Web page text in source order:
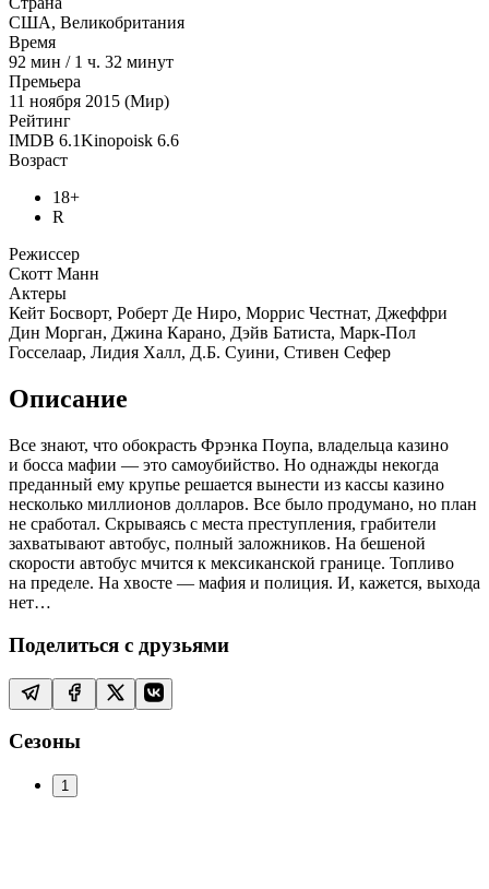
США, Великобритания
Время
92 мин / 1 ч. 32 минут
Премьера
11 ноября 2015 (Мир)
Рейтинг
IMDB 6.1Kinopoisk 6.6
Возраст
18+
R
Режиссер
Скотт Манн
Актеры
Кейт Босворт, Роберт Де Ниро, Моррис Честнат, Джеффри
Дин Морган, Джина Карано, Дэйв Батиста, Марк-Пол
Госселаар, Лидия Халл, Д.Б. Суини, Стивен Сефер
Описание
Все знают, что обокрасть Фрэнка Поупа, владельца казино
и босса мафии — это самоубийство. Но однажды некогда
преданный ему крупье решается вынести из кассы казино
несколько миллионов долларов. Все было продумано, но план
не сработал. Скрываясь с места преступления, грабители
захватывают автобус, полный заложников. На бешеной
скорости автобус мчится к мексиканской границе. Топливо
на пределе. На хвосте — мафия и полиция. И, кажется, выхода
нет…
Поделиться с друзьями
Сезоны
1